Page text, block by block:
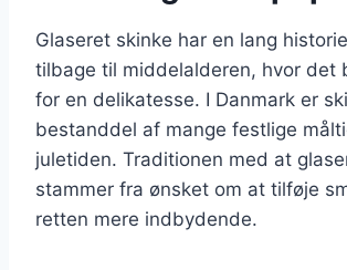
Glaseret skinke har en lang
tilbage til middelalderen, hvor det
for en delikatesse. I Danmark er
bestanddel af mange festlige
juletiden. Traditionen med at
stammer fra ønsket om at tilføje
retten mere indbydende.